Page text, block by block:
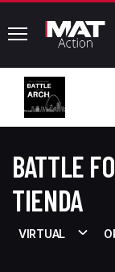
common.menu
BATTLE
TIENDA
VIRTUAL